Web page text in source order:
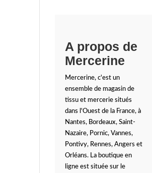
A propos de
Mercerine
Mercerine, c'est un
ensemble de magasin de
tissu et mercerie situés
dans l'Ouest de la France, à
Nantes, Bordeaux, Saint-
Nazaire, Pornic, Vannes,
Pontivy, Rennes, Angers et
Orléans. La boutique en
ligne est située sur le